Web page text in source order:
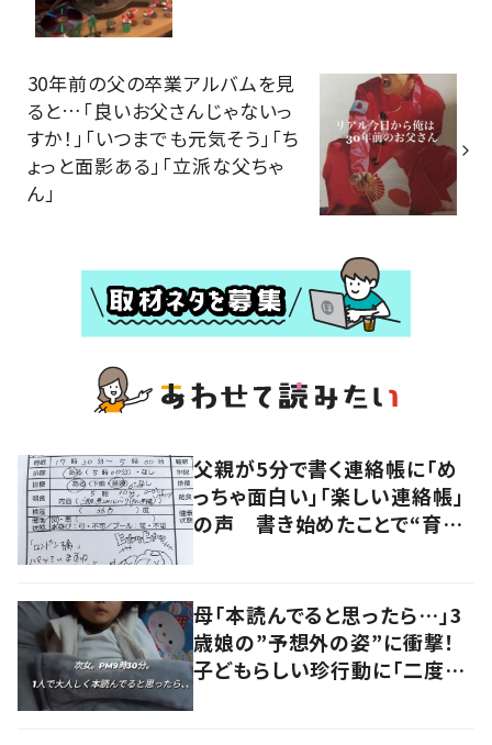
30年前の父の卒業アルバムを見
ると…「良いお父さんじゃないっ
すか！」「いつまでも元気そう」「ち
ょっと面影ある」「立派な父ちゃ
ん」
父親が5分で書く連絡帳に「め
っちゃ面白い」「楽しい連絡帳」
の声 書き始めたことで“育児
母「本読んでると思ったら…」3
歳娘の”予想外の姿”に衝撃！
子どもらしい珍行動に「二度見